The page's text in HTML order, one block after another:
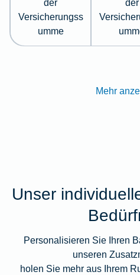
der
Versicherungss
umme
der
Mehr
Unser
Personalisieren Sie Ihren
unseren
holen Sie mehr aus Ihrem